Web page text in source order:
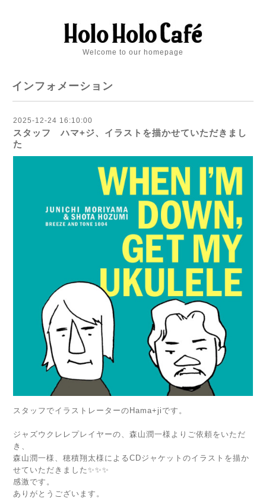
Welcome to our homepage
インフォメーション
2025-12-24 16:10:00
スタッフ ハマ+ジ、イラストを描かせていただきまし
た
スタッフでイラストレーターのHama+jiです。
ジャズウクレレプレイヤーの、森山潤一様よりご依頼をいただ
き、
森山潤一様、穂積翔太様によるCDジャケットのイラストを描か
せていただきました✨✨✨
感激です。
ありがとうございます。